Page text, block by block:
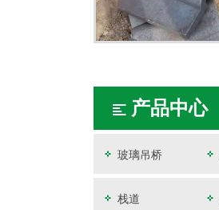
产品中心
玻璃吊桥
栈道